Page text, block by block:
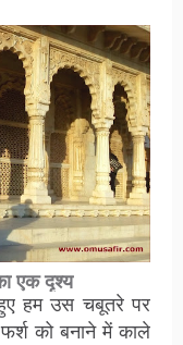
एक दृश्य
हुए हम उस चबूतरे पर
को बनाने में काले